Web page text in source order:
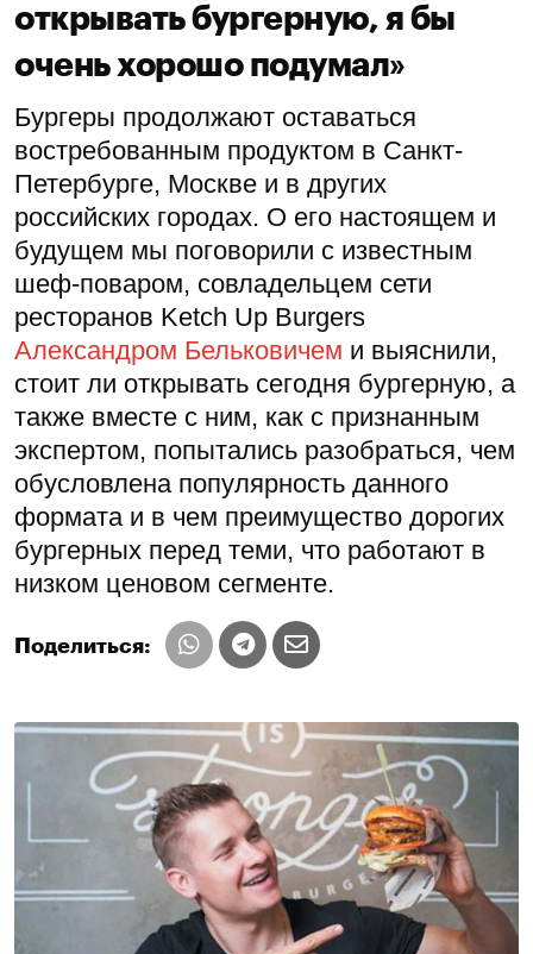
открывать бургерную, я бы
очень хорошо подумал»
Бургеры продолжают оставаться
востребованным продуктом в Санкт-
Петербурге, Москве и в других
российских городах. О его настоящем и
будущем мы поговорили с известным
шеф-поваром, совладельцем сети
ресторанов Ketch Up Burgers
Александром Бельковичем и выяснили,
стоит ли открывать сегодня бургерную, а
также вместе с ним, как с признанным
экспертом, попытались разобраться, чем
обусловлена популярность данного
формата и в чем преимущество дорогих
бургерных перед теми, что работают в
низком ценовом сегменте.
Поделиться: